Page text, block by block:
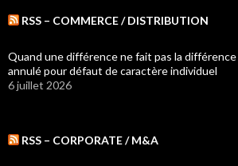
RSS – COMMERCE / DISTRIBUTION
Quand une différence ne fait pas la différence
annulé pour défaut de caractère individuel
6 juillet 2026
RSS – CORPORATE / M&A